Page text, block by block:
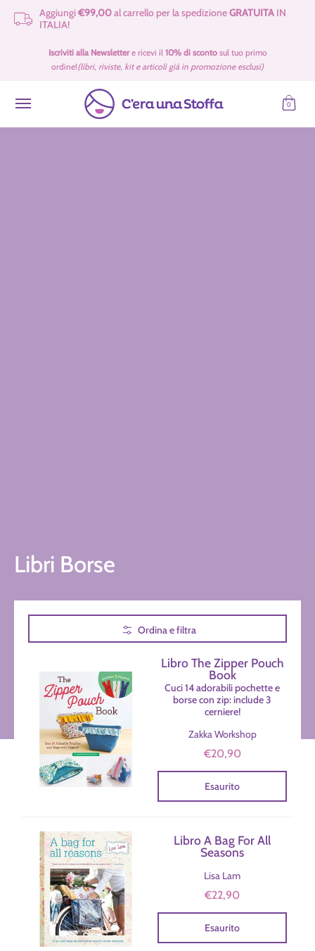
Passa al contenuto principale
Aggiungi€99,00al carrello per la spedizioneGRATUITA IN
ITALIA!
Idee Regalo 🎁
Offerte Filati 🧶
Iscriviti alla Newslettere ricevi il 10% di sconto sul tuo primo
ordine!(libri, riviste, kit e articoli già in promozione esclusi)
0
Libri Borse
Passa al contenuto principaleOrdina e filtra
Libro The Zipper Pouch
Book
Cuci 14 adorabili pochette e
borse con zip: include 3
cerniere!
Zakka Workshop
€20,90
Esaurito
Libro A Bag For All
Seasons
Lisa Lam
€22,90
Esaurito